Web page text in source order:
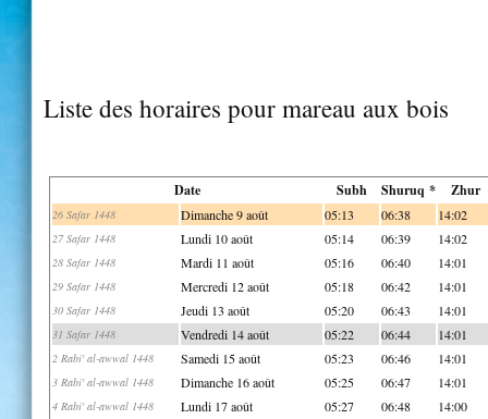
Liste des horaires pour mareau aux bois
Date Subh Shuruq * Zhur
26 Safar 1448 Dimanche 9 août 05:13 06:38 14:02
27 Safar 1448 Lundi 10 août 05:14 06:39 14:02
28 Safar 1448 Mardi 11 août 05:16 06:40 14:01
29 Safar 1448 Mercredi 12 août 05:18 06:42 14:01
30 Safar 1448 Jeudi 13 août 05:20 06:43 14:01
31 Safar 1448 Vendredi 14 août 05:22 06:44 14:01
2 Rabi' al-awwal 1448 Samedi 15 août 05:23 06:46 14:01
3 Rabi' al-awwal 1448 Dimanche 16 août 05:25 06:47 14:01
4 Rabi' al-awwal 1448 Lundi 17 août 05:27 06:48 14:00